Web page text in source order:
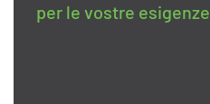
per le vostre esigenze